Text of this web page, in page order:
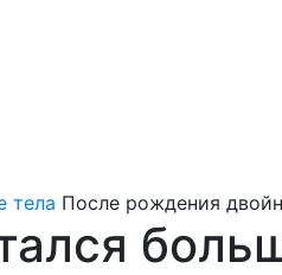
тела После рождения